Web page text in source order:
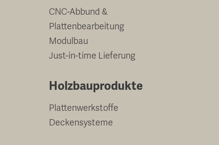
CNC-Abbund &
Plattenbearbeitung
Modulbau
Just-in-time Lieferung
Holzbauprodukte
Plattenwerkstoffe
Deckensysteme